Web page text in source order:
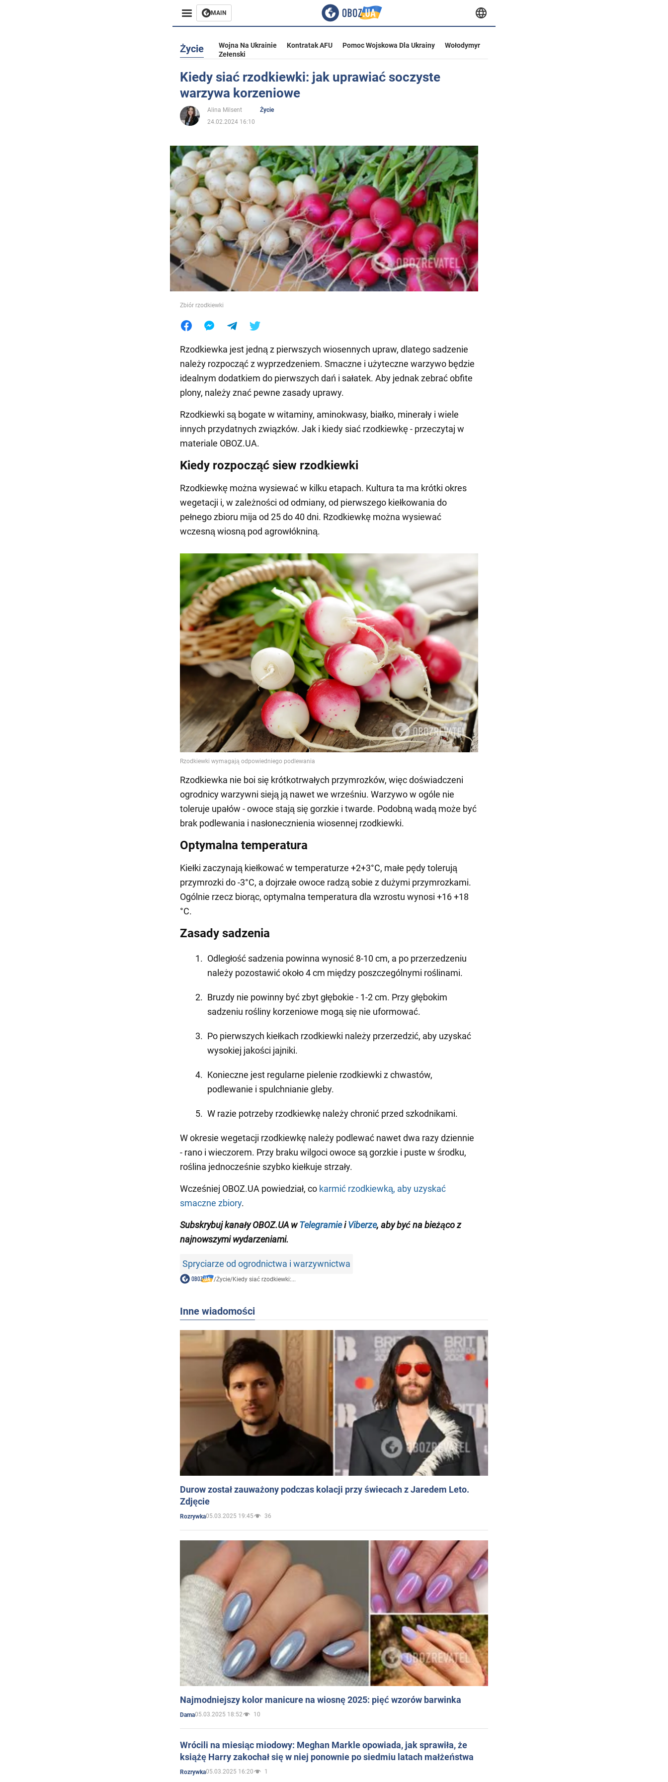
MAIN
Rozrywka
Życie
Społeczeństwo
Wojna na Ukrainie
Świat
Jedzenie
Życie Wojna Na Ukrainie Kontratak AFU Pomoc Wojskowa Dla Ukrainy
Wołodymyr
Zełenski
Kiedy siać rzodkiewki: jak uprawiać soczyste
warzywa korzeniowe
Alina Milsent
Życie
24.02.2024 16:10
Zbiór rzodkiewki
Rzodkiewka jest jedną z pierwszych wiosennych upraw, dlatego sadzenie
należy rozpocząć z wyprzedzeniem. Smaczne i użyteczne warzywo będzie
idealnym dodatkiem do pierwszych dań i sałatek. Aby jednak zebrać obfite
plony, należy znać pewne zasady uprawy.
Rzodkiewki są bogate w witaminy, aminokwasy, białko, minerały i wiele
innych przydatnych związków. Jak i kiedy siać rzodkiewkę - przeczytaj w
materiale OBOZ.UA.
Kiedy rozpocząć siew rzodkiewki
Rzodkiewkę można wysiewać w kilku etapach. Kultura ta ma krótki okres
wegetacji i, w zależności od odmiany, od pierwszego kiełkowania do
pełnego zbioru mija od 25 do 40 dni. Rzodkiewkę można wysiewać
wczesną wiosną pod agrowłókniną.
Rzodkiewka nie boi się krótkotrwałych przymrozków, więc doświadczeni
ogrodnicy warzywni sieją ją nawet we wrześniu. Warzywo w ogóle nie
toleruje upałów - owoce stają się gorzkie i twarde. Podobną wadą może być
brak podlewania i nasłonecznienia wiosennej rzodkiewki.
Optymalna temperatura
Kiełki zaczynają kiełkować w temperaturze +2+3°C, małe pędy tolerują
przymrozki do -3°C, a dojrzałe owoce radzą sobie z dużymi przymrozkami.
Ogólnie rzecz biorąc, optymalna temperatura dla wzrostu wynosi +16 +18
°C.
Zasady sadzenia
Odległość sadzenia powinna wynosić 8-10 cm, a po przerzedzeniu
należy pozostawić około 4 cm między poszczególnymi roślinami.
Bruzdy nie powinny być zbyt głębokie - 1-2 cm. Przy głębokim
sadzeniu rośliny korzeniowe mogą się nie uformować.
Po pierwszych kiełkach rzodkiewki należy przerzedzić, aby uzyskać
wysokiej jakości jajniki.
Konieczne jest regularne pielenie rzodkiewki z chwastów,
podlewanie i spulchnianie gleby.
W razie potrzeby rzodkiewkę należy chronić przed szkodnikami.
W okresie wegetacji rzodkiewkę należy podlewać nawet dwa razy dziennie
- rano i wieczorem. Przy braku wilgoci owoce są gorzkie i puste w środku,
roślina jednocześnie szybko kiełkuje strzały.
Wcześniej OBOZ.UA powiedział, co karmić rzodkiewką, aby uzyskać
smaczne zbiory.
Subskrybuj kanały OBOZ.UA w Telegramiei Viberze, aby być na bieżąco z
najnowszymi wydarzeniami.
Spryciarze od ogrodnictwa i warzywnictwa
/Życie/Kiedy siać rzodkiewki:...
Inne wiadomości
Durow został zauważony podczas kolacji przy świecach z Jaredem Leto.
Zdjęcie
Rozrywka05.03.2025 19:45 36
Najmodniejszy kolor manicure na wiosnę 2025: pięć wzorów barwinka
Dama05.03.2025 18:52 10
Wrócili na miesiąc miodowy: Meghan Markle opowiada, jak sprawiła, że
książę Harry zakochał się w niej ponownie po siedmiu latach małżeństwa
Rozrywka05.03.2025 16:20 1